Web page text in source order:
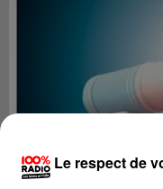
Le respect de